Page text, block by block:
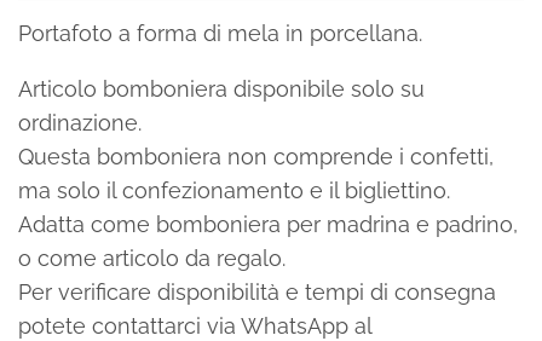
Portafoto a forma di mela in porcellana.
Articolo bomboniera disponibile solo su
ordinazione.
Questa bomboniera non comprende i confetti,
ma solo il confezionamento e il bigliettino.
Adatta come bomboniera per madrina e padrino,
o come articolo da regalo.
Per verificare disponibilità e tempi di consegna
potete contattarci via WhatsApp al